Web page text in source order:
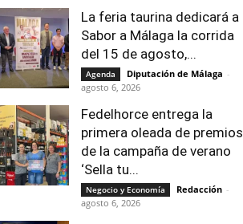
La feria taurina dedicará a
Sabor a Málaga la corrida
del 15 de agosto,...
Agenda Diputación de Málaga -
agosto 6, 2026
Fedelhorce entrega la
primera oleada de premios
de la campaña de verano
‘Sella tu...
Negocio y Economía Redacción -
agosto 6, 2026